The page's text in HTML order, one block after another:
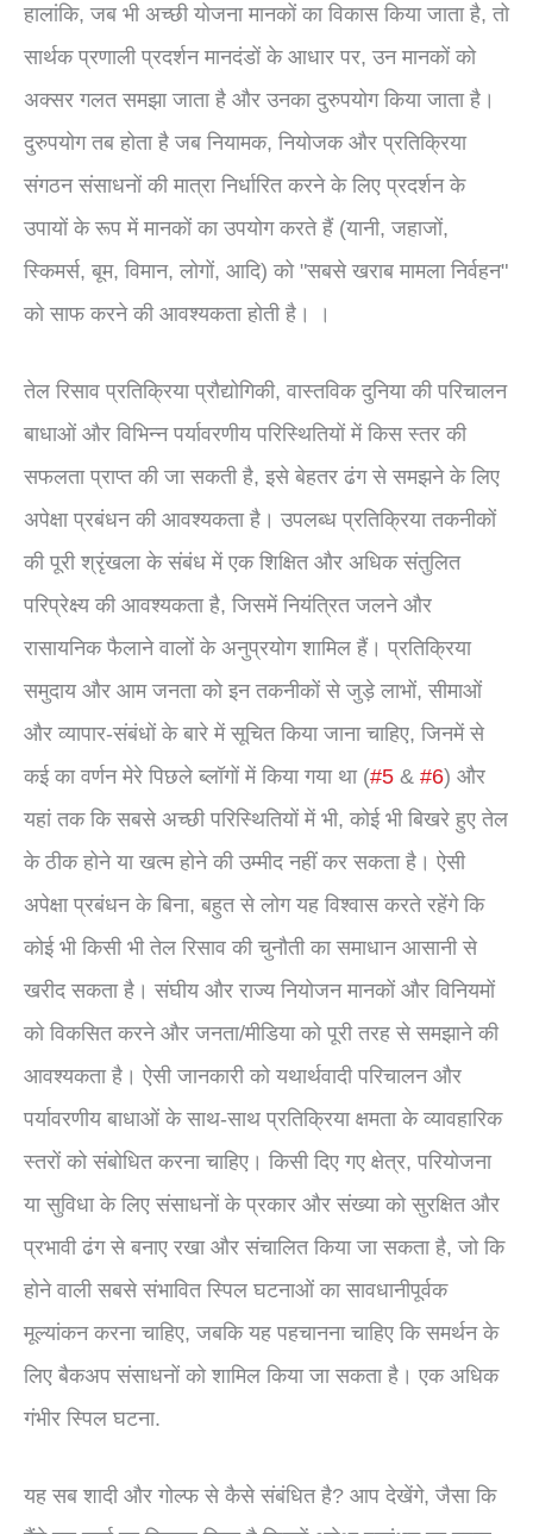
हालांकि, जब भी अच्छी योजना मानकों का विकास किया जाता है, तो
सार्थक प्रणाली प्रदर्शन मानदंडों के आधार पर, उन मानकों को
अक्सर गलत समझा जाता है और उनका दुरुपयोग किया जाता है।
दुरुपयोग तब होता है जब नियामक, नियोजक और प्रतिक्रिया
संगठन संसाधनों की मात्रा निर्धारित करने के लिए प्रदर्शन के
उपायों के रूप में मानकों का उपयोग करते हैं (यानी, जहाजों,
स्किमर्स, बूम, विमान, लोगों, आदि) को "सबसे खराब मामला निर्वहन"
को साफ करने की आवश्यकता होती है। ।
तेल रिसाव प्रतिक्रिया प्रौद्योगिकी, वास्तविक दुनिया की परिचालन
बाधाओं और विभिन्न पर्यावरणीय परिस्थितियों में किस स्तर की
सफलता प्राप्त की जा सकती है, इसे बेहतर ढंग से समझने के लिए
अपेक्षा प्रबंधन की आवश्यकता है। उपलब्ध प्रतिक्रिया तकनीकों
की पूरी श्रृंखला के संबंध में एक शिक्षित और अधिक संतुलित
परिप्रेक्ष्य की आवश्यकता है, जिसमें नियंत्रित जलने और
रासायनिक फैलाने वालों के अनुप्रयोग शामिल हैं। प्रतिक्रिया
समुदाय और आम जनता को इन तकनीकों से जुड़े लाभों, सीमाओं
और व्यापार-संबंधों के बारे में सूचित किया जाना चाहिए, जिनमें से
कई का वर्णन मेरे पिछले ब्लॉगों में किया गया था (#5 & #6) और
यहां तक ​​कि सबसे अच्छी परिस्थितियों में भी, कोई भी बिखरे हुए तेल
के ठीक होने या खत्म होने की उम्मीद नहीं कर सकता है। ऐसी
अपेक्षा प्रबंधन के बिना, बहुत से लोग यह विश्वास करते रहेंगे कि
कोई भी किसी भी तेल रिसाव की चुनौती का समाधान आसानी से
खरीद सकता है। संघीय और राज्य नियोजन मानकों और विनियमों
को विकसित करने और जनता/मीडिया को पूरी तरह से समझाने की
आवश्यकता है। ऐसी जानकारी को यथार्थवादी परिचालन और
पर्यावरणीय बाधाओं के साथ-साथ प्रतिक्रिया क्षमता के व्यावहारिक
स्तरों को संबोधित करना चाहिए। किसी दिए गए क्षेत्र, परियोजना
या सुविधा के लिए संसाधनों के प्रकार और संख्या को सुरक्षित और
प्रभावी ढंग से बनाए रखा और संचालित किया जा सकता है, जो कि
होने वाली सबसे संभावित स्पिल घटनाओं का सावधानीपूर्वक
मूल्यांकन करना चाहिए, जबकि यह पहचानना चाहिए कि समर्थन के
लिए बैकअप संसाधनों को शामिल किया जा सकता है। एक अधिक
गंभीर स्पिल घटना.
यह सब शादी और गोल्फ से कैसे संबंधित है? आप देखेंगे, जैसा कि